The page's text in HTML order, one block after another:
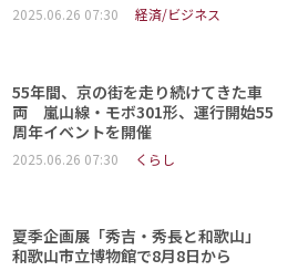
2025.06.26 07:30 経済/ビジネス
55年間、京の街を走り続けてきた車
両 嵐山線・モボ301形、運行開始55
周年イベントを開催
2025.06.26 07:30 くらし
夏季企画展「秀吉・秀長と和歌山」
和歌山市立博物館で8月8日から